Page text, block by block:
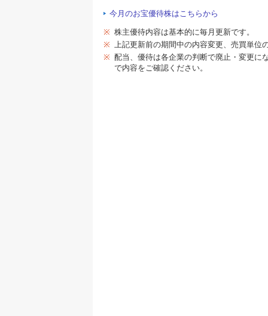
今月のお宝優待株はこちらから
※ 株主優待内容は基本的に毎月更新です。
※ 上記更新前の期間中の内容変更、売買単位
※ 配当、優待は各企業の判断で廃止・変更に
で内容をご確認ください。